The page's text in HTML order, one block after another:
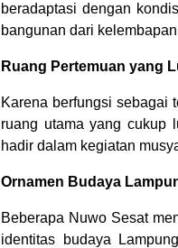
beradaptasi dengan
bangunan dari
Ruang Pertemuan yang
Karena berfungsi sebagai
ruang utama yang cukup
hadir dalam kegiatan
Ornamen Budaya
Beberapa Nuwo Sesat
identitas budaya